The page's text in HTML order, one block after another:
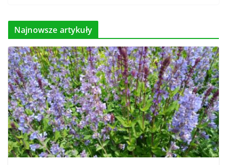
Najnowsze artykuły